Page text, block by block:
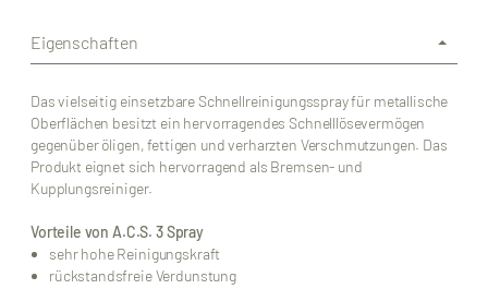
Eigenschaften
Das vielseitig einsetzbare Schnellreinigungsspray für metallische
Oberflächen besitzt ein hervorragendes Schnelllösevermögen
gegenüber öligen, fettigen und verharzten Verschmutzungen. Das
Produkt eignet sich hervorragend als Bremsen- und
Kupplungsreiniger.
Vorteile von A.C.S. 3 Spray
sehr hohe Reinigungskraft
rückstandsfreie Verdunstung